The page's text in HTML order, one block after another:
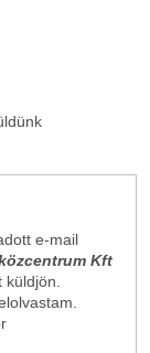
e-mail
Kft